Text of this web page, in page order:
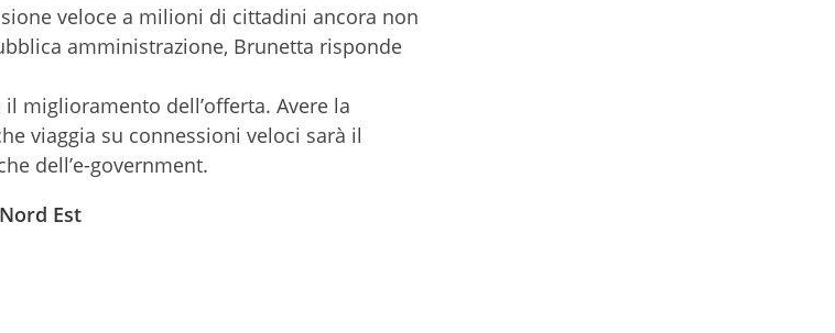
veloce a milioni di cittadini ancora non
amministrazione, Brunetta risponde
miglioramento dell’offerta. Avere la
viaggia su connessioni veloci sarà il
dell’e-government.
Est